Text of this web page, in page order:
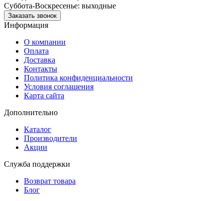
Суббота-Воскресенье: выходные
Заказать звонок
Информация
О компании
Оплата
Доставка
Контакты
Политика конфиденциальности
Условия соглашения
Карта сайта
Дополнительно
Каталог
Производители
Акции
Служба поддержки
Возврат товара
Блог